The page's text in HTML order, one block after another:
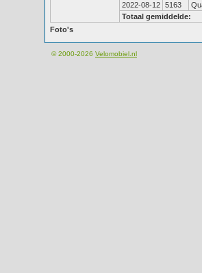
2022-08-12 5163
Totaal gemiddelde:
Foto's
© 2000-2026 Velomobiel.nl